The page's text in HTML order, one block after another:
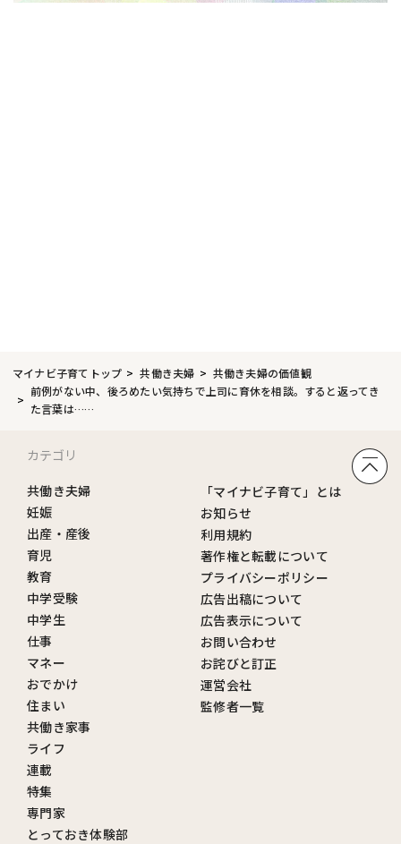
マイナビ子育てトップ 共働き夫婦
共働き夫婦の価値観
前例がない中、後ろめたい気持ちで上司に育休を相談。すると返ってき
た言葉は……
カテゴリ
共働き夫婦
妊娠
出産・産後
育児
教育
中学受験
中学生
仕事
マネー
おでかけ
住まい
共働き家事
ライフ
連載
特集
専門家
とっておき体験部
「マイナビ子育て」とは
お知らせ
利用規約
著作権と転載について
プライバシーポリシー
広告出稿について
広告表示について
お問い合わせ
お詫びと訂正
運営会社
監修者一覧